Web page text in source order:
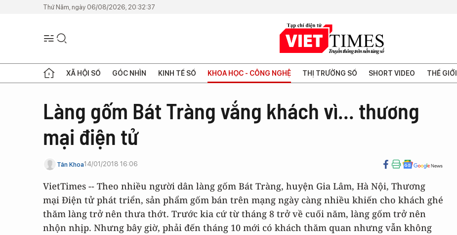
Thứ Năm, ngày 06/08/2026, 20:32:37
XÃ HỘI SỐ GÓC NHÌN KINH TẾ SỐ KHOA HỌC - CÔNG NGHỆ THỊ TRƯỜNG SỐ SHORT VIDEO THẾ GIỚI
Làng gốm Bát Tràng vắng khách vì... thương
mại điện tử
Tân Khoa14/01/2018 16:06
VietTimes -- Theo nhiều người dân làng gốm Bát Tràng, huyện Gia Lâm, Hà Nội, Thương
mại Điện tử phát triển, sản phẩm gốm bán trên mạng ngày càng nhiều khiến cho khách ghé
thăm làng trở nên thưa thớt. Trước kia cứ từ tháng 8 trở về cuối năm, làng gốm trở nên
nhộn nhịp. Nhưng bây giờ, phải đến tháng 10 mới có khách thăm quan nhưng vẫn không